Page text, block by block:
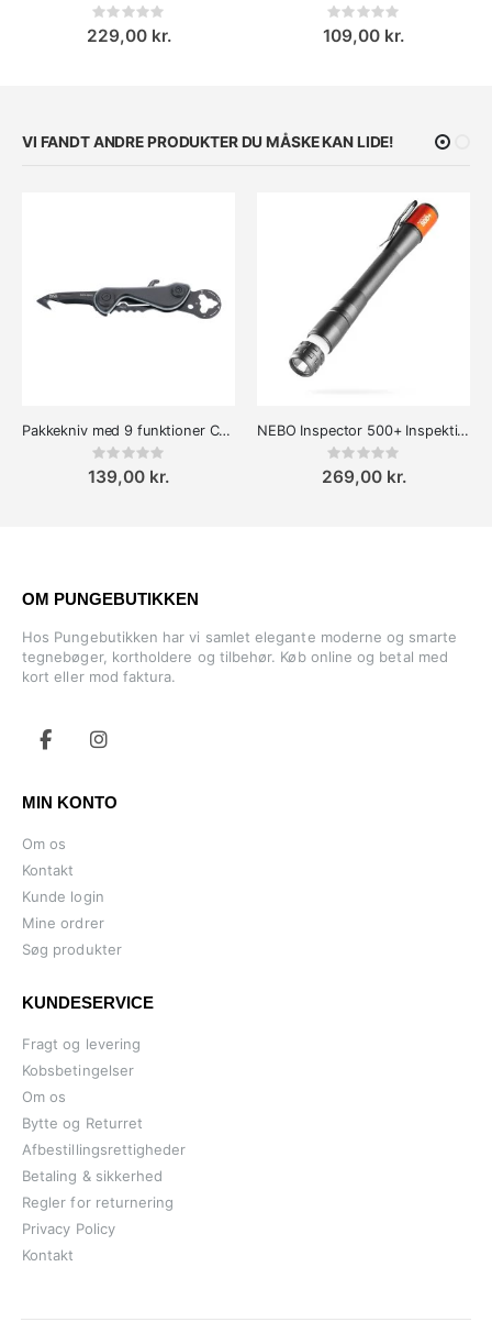
Rating:
229,00 kr.
Rating:
109,00 kr.
VI FANDT ANDRE PRODUKTER DU MÅSKE KAN LIDE!
Pakkekniv med 9 funktioner Cut & Cart
Rating:
139,00 kr.
NEBO Inspector 500+ Inspektionslampe Genopladelig
Rating:
269,00 kr.
OM PUNGEBUTIKKEN
Hos Pungebutikken har vi samlet elegante moderne og smarte
tegnebøger, kortholdere og tilbehør. Køb online og betal med
kort eller mod faktura.
MIN KONTO
Om os
Kontakt
Kunde login
Mine ordrer
Søg produkter
KUNDESERVICE
Fragt og levering
Kobsbetingelser
Om os
Bytte og Returret
Afbestillingsrettigheder
Betaling & sikkerhed
Regler for returnering
Privacy Policy
Kontakt